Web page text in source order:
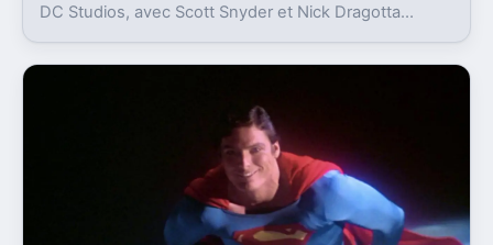
DC Studios, avec Scott Snyder et Nick Dragotta
demain.